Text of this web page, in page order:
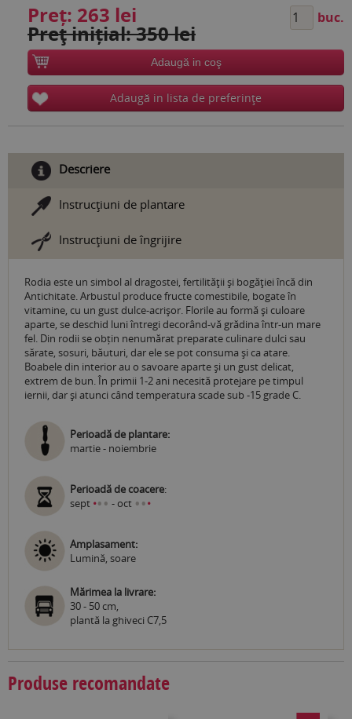
Preț: 263 lei
Preţ inițial: 350 lei
buc.
Adaugă in coş
Adaugă in lista de preferinţe
Descriere
Instrucţiuni de plantare
Instrucţiuni de îngrijire
Rodia este un simbol al dragostei, fertilităţii şi bogăţiei încă din
Antichitate. Arbustul produce fructe comestibile, bogate în
vitamine, cu un gust dulce-acrişor. Florile au formă şi culoare
aparte, se deschid luni întregi decorând-vă grădina într-un mare
fel. Din rodii se obțin nenumărat preparate culinare dulci sau
sărate, sosuri, băuturi, dar ele se pot consuma și ca atare.
Boabele din interior au o savoare aparte și un gust delicat,
extrem de bun. În primii 1-2 ani necesită protejare pe timpul
iernii, dar și atunci când temperatura scade sub -15 grade C.
Perioadă de plantare:
martie - noiembrie
Perioadă de coacere:
sept ••• - oct •••
Amplasament:
Lumină, soare
Mărimea la livrare:
30 - 50 cm,
plantă la ghiveci C7,5
Produse recomandate